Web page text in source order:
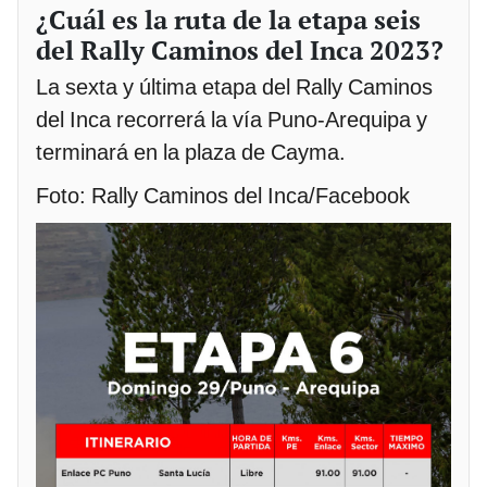
¿Cuál es la ruta de la etapa seis
del Rally Caminos del Inca 2023?
La sexta y última etapa del Rally Caminos
del Inca recorrerá la vía Puno-Arequipa y
terminará en la plaza de Cayma.
Foto: Rally Caminos del Inca/Facebook